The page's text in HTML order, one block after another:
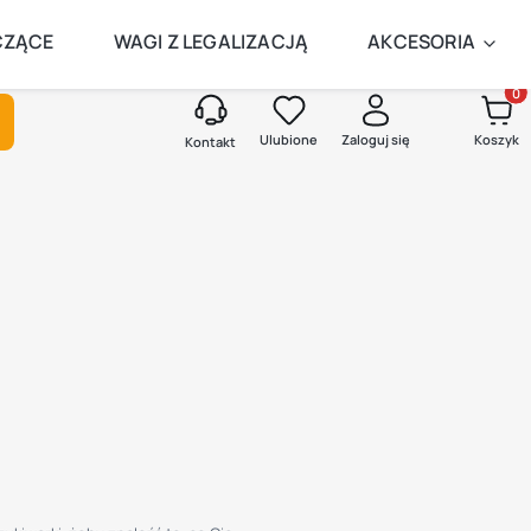
DNIA
Kontakt Ulubione Zaloguj się Koszyk
WAGI Z LEGALIZACJĄ AKCESORIA